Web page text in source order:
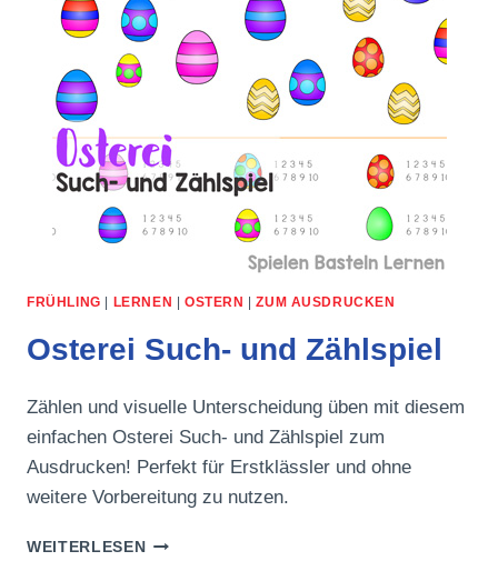
FRÜHLING LERNEN OSTERN |ZUM AUSDRUCKEN
Osterei Such- und Zählspiel
Zählen und visuelle Unterscheidung üben mit diesem
einfachen Osterei Such- und Zählspiel zum
Ausdrucken! Perfekt für Erstklässler und ohne
weitere Vorbereitung zu nutzen.
WEITERLESENOSTEREI